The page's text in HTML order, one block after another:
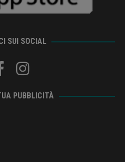
SUI SOCIAL
PUBBLICITÀ